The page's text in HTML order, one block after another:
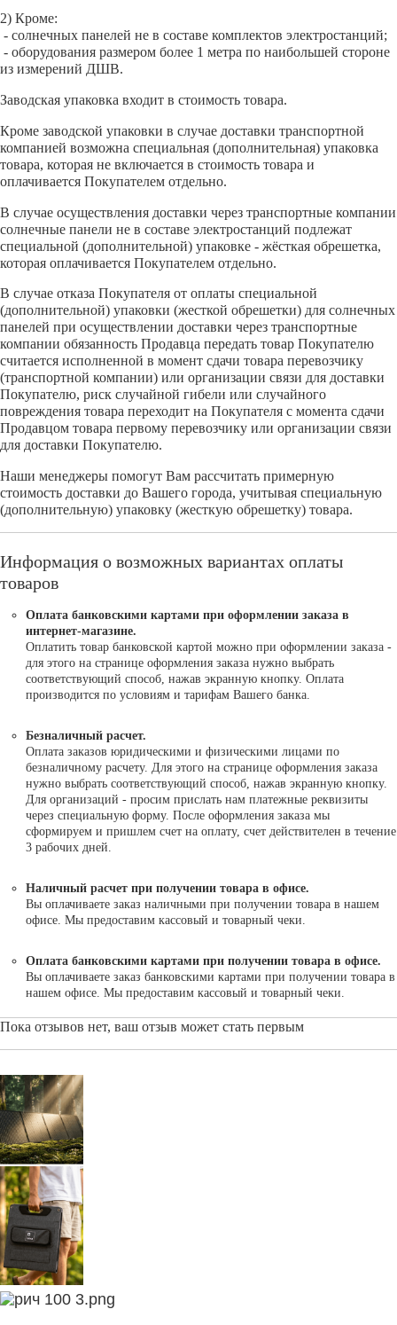
2) Кроме:
- солнечных панелей не в составе комплектов электростанций;
- оборудования размером более 1 метра по наибольшей стороне
из измерений ДШВ.
Заводская упаковка входит в стоимость товара.
Кроме заводской упаковки в случае доставки транспортной
компанией возможна специальная (дополнительная) упаковка
товара, которая не включается в стоимость товара и
оплачивается Покупателем отдельно.
В случае осуществления доставки через транспортные компании
солнечные панели не в составе электростанций подлежат
специальной (дополнительной) упаковке - жёсткая обрешетка,
которая оплачивается Покупателем отдельно.
В случае отказа Покупателя от оплаты специальной
(дополнительной) упаковки (жесткой обрешетки) для солнечных
панелей при осуществлении доставки через транспортные
компании обязанность Продавца передать товар Покупателю
считается исполненной в момент сдачи товара перевозчику
(транспортной компании) или организации связи для доставки
Покупателю, риск случайной гибели или случайного
повреждения товара переходит на Покупателя с момента сдачи
Продавцом товара первому перевозчику или организации связи
для доставки Покупателю.
Наши менеджеры помогут Вам рассчитать примерную
стоимость доставки до Вашего города, учитывая специальную
(дополнительную) упаковку (жесткую обрешетку) товара.
Информация о возможных вариантах оплаты
товаров
Оплата банковскими картами при оформлении заказа в
интернет-магазине.
Оплатить товар банковской картой можно при оформлении заказа -
для этого на странице оформления заказа нужно выбрать
соответствующий способ, нажав экранную кнопку. Оплата
производится по условиям и тарифам Вашего банка.
Безналичный расчет.
Оплата заказов юридическими и физическими лицами по
безналичному расчету. Для этого на странице оформления заказа
нужно выбрать соответствующий способ, нажав экранную кнопку.
Для организаций - просим прислать нам платежные реквизиты
через специальную форму. После оформления заказа мы
сформируем и пришлем счет на оплату, счет действителен в течение
3 рабочих дней.
Наличный расчет при получении товара в офисе.
Вы оплачиваете заказ наличными при получении товара в нашем
офисе. Мы предоставим кассовый и товарный чеки.
Оплата банковскими картами при получении товара в офисе.
Вы оплачиваете заказ банковскими картами при получении товара в
нашем офисе. Мы предоставим кассовый и товарный чеки.
Пока отзывов нет, ваш отзыв может стать первым